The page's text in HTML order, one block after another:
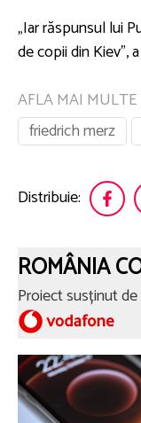
„Iar răspunsul lui
de copii din Kiev”,
AFLA MAI MULTE
friedrich merz
Distribuie:
ROMÂNIA
Proiect susținut de